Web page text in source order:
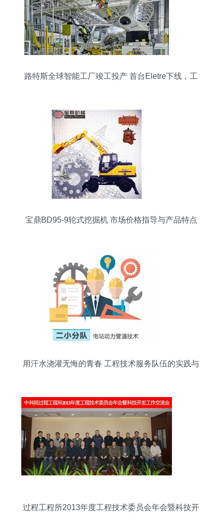
路特斯全球智能工厂竣工投产 首台Eletre下线，工
宝鼎BD95-9轮式挖掘机 市场价格指导与产品特点
用汗水浇灌无悔的青春 工程技术服务队伍的实践与
过程工程所2013年度工程技术委员会年会暨科技开